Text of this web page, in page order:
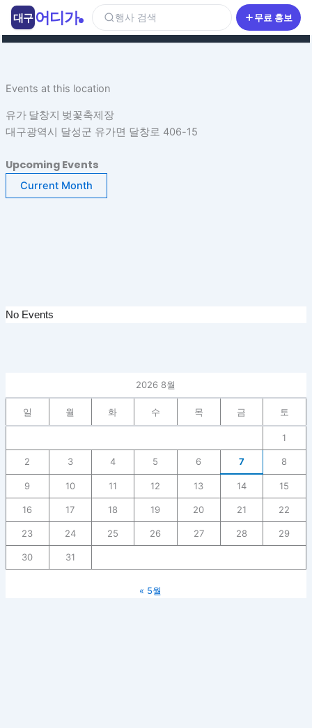
츠
너
뛰
Events at this location
유가 달창지 벚꽃축제장
대구광역시 달성군 유가면 달창로 406-15
Upcoming Events
Current Month
No Events
2026 8월
일 월 화 수 목 금 토
1
2 3 4 5 6 7 8
9 10 11 12 13 14 15
16 17 18 19 20 21 22
23 24 25 26 27 28 29
30 31
« 5월
대구 어디가 행사 검색 무료 홍보